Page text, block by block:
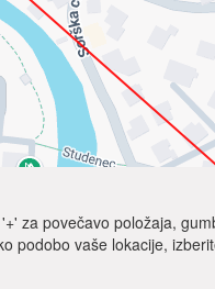
za povečavo položaja,
podobo vaše lokacije,